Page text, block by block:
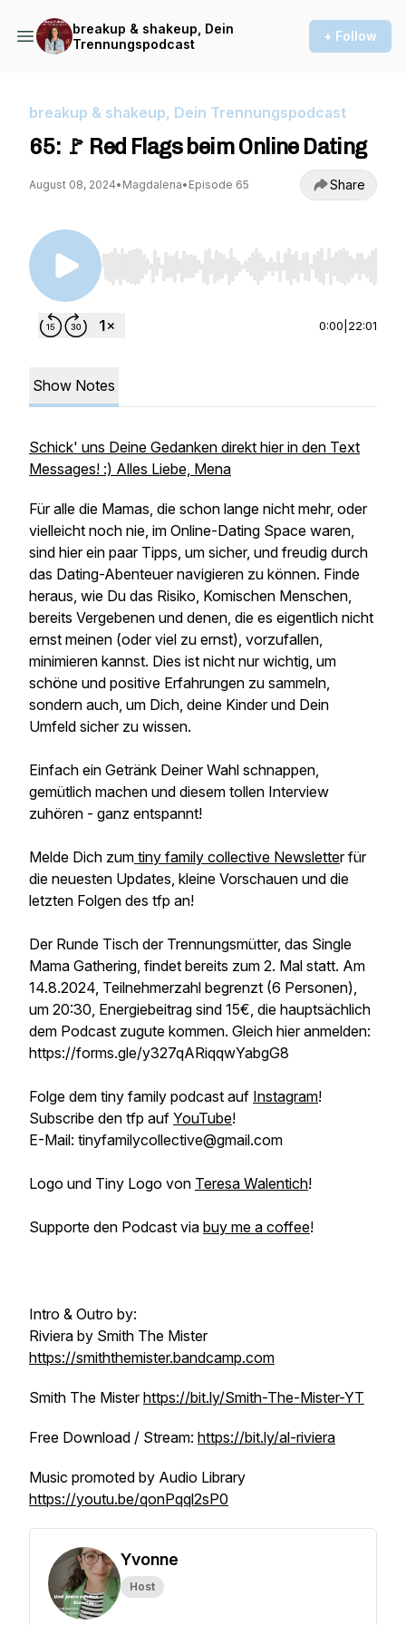
breakup & shakeup, Dein
Trennungspodcast
+ Follow
breakup & shakeup, Dein Trennungspodcast
65: 🚩 Red Flags beim Online Dating
August 08, 2024• Magdalena• Episode 65 Share
Use Left/Right to seek, Home/End to jump to
0:00 22:01
Show Notes
Schick' uns Deine Gedanken direkt hier in den Text
Messages! :) Alles Liebe, Mena
Für alle die Mamas, die schon lange nicht mehr, oder
vielleicht noch nie, im Online-Dating Space waren,
sind hier ein paar Tipps, um sicher, und freudig durch
das Dating-Abenteuer navigieren zu können. Finde
heraus, wie Du das Risiko, Komischen Menschen,
bereits Vergebenen und denen, die es eigentlich nicht
ernst meinen (oder viel zu ernst), vorzufallen,
minimieren kannst. Dies ist nicht nur wichtig, um
schöne und positive Erfahrungen zu sammeln,
sondern auch, um Dich, deine Kinder und Dein
Umfeld sicher zu wissen.
Einfach ein Getränk Deiner Wahl schnappen,
gemütlich machen und diesem tollen Interview
zuhören - ganz entspannt!
Melde Dich zum tiny family collective Newsletter für
die neuesten Updates, kleine Vorschauen und die
letzten Folgen des tfp an!
Der Runde Tisch der Trennungsmütter, das Single
Mama Gathering, findet bereits zum 2. Mal statt. Am
14.8.2024, Teilnehmerzahl begrenzt (6 Personen),
um 20:30, Energiebeitrag sind 15€, die hauptsächlich
dem Podcast zugute kommen. Gleich hier anmelden:
https://forms.gle/y327qARiqqwYabgG8
Folge dem tiny family podcast auf Instagram!
Subscribe den tfp auf YouTube!
E-Mail: tinyfamilycollective@gmail.com
Logo und Tiny Logo von Teresa Walentich!
Supporte den Podcast via buy me a coffee!
Intro & Outro by:
Riviera by Smith The Mister
https://smiththemister.bandcamp.com
Smith The Misterhttps://bit.ly/Smith-The-Mister-YT
Free Download / Stream: https://bit.ly/al-riviera
Music promoted by Audio Library
https://youtu.be/qonPqql2sP0
Yvonne
Host